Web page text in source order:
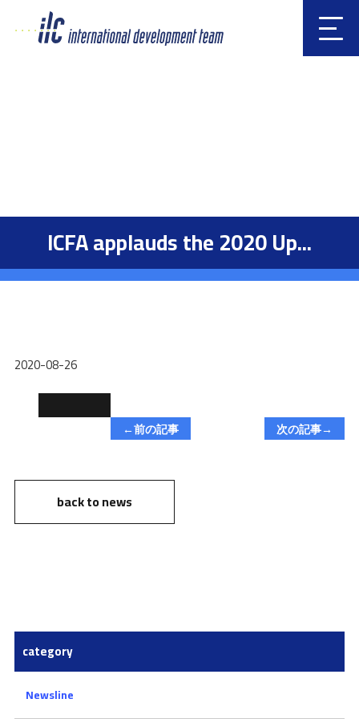
Clic
ICFA applauds the 2020 Up...
2020-08-26
←前の記事 次の記事→
back to news
category
Newsline